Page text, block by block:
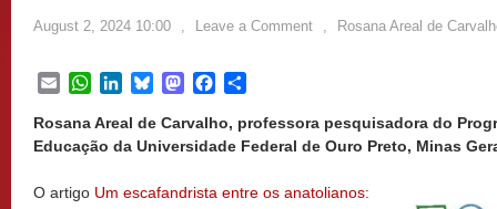
August 2, 2024 10:00 , Leave a Comment , Rosana Areal de
EmailWhatsApp
LinkedInBlueskyMastodonFacebook
Rosana Areal de Carvalho, professora pesquisadora do
Educação da Universidade Federal de Ouro Preto, Minas
O artigo Um escafandrista entre os anatolianos: